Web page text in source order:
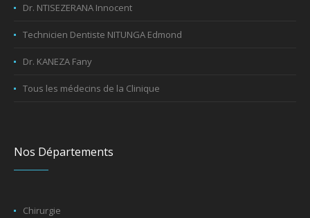
Dr. NTISEZERANA Innocent
Technicien Dentiste NITUNGA Edmond
Dr. KANEZA Fany
Tous les médecins de la Clinique
Nos Départements
Chirurgie